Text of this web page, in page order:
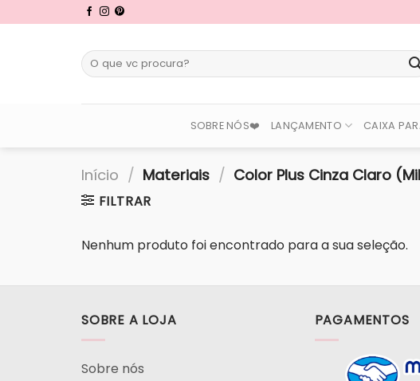
to
Pesquisar
por:
SOBRE NÓS❤️ LANÇAMENTO CAIXA
Início / Materiais / Color Plus Cinza Claro
FILTRAR
Nenhum produto foi encontrado para a sua seleção.
SOBRE A LOJA
Sobre nós
PAGAMENTOS